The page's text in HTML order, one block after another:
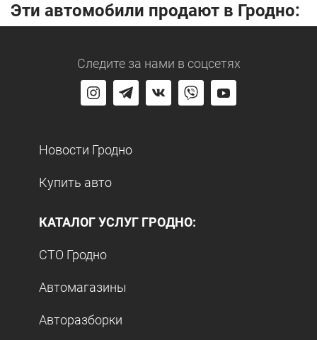
Эти автомобили продают в Гродно:
Следите за нами в соцсетях
Новости Гродно
Купить авто
КАТАЛОГ УСЛУГ ГРОДНО:
СТО Гродно
Автомагазины
Авторазборки